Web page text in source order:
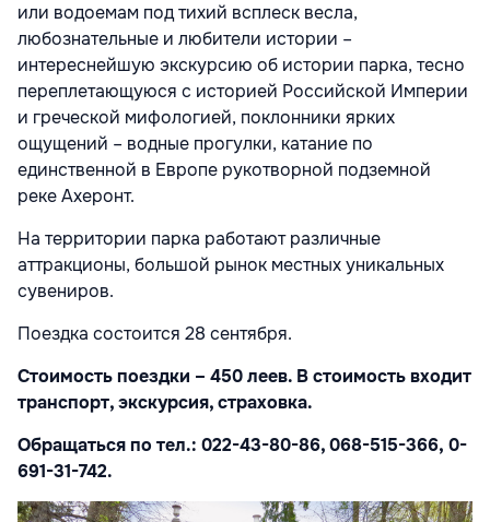
или водоемам под тихий всплеск весла,
любознательные и любители истории –
интереснейшую экскурсию об истории парка, тесно
переплетающуюся с историей Российской Империи
и греческой мифологией, поклонники ярких
ощущений – водные прогулки, катание по
единственной в Европе рукотворной подземной
реке Ахеронт.
На территории парка работают различные
аттракционы, большой рынок местных уникальных
сувениров.
Поездка состоится 28 сентября.
Стоимость поездки – 450 леев. В стоимость входит
транспорт, экскурсия, страховка.
Обращаться по тел.: 022-43-80-86, 068-515-366, 0-
691-31-742.